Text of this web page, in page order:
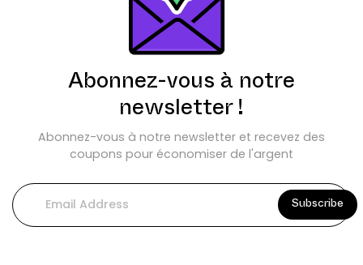
Abonnez-vous à notre
newsletter !
Abonnez-vous à notre newsletter et recevez des
coupons pour économiser de l'argent
Subscribe